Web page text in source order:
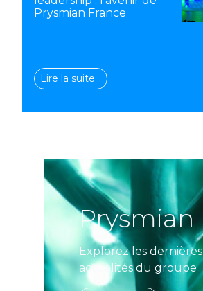
Prysmian France
Lire la suite…
Prysmian
Explorez les dernières
actualités du groupe